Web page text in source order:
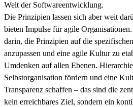
Welt der Softwareentwicklung.
Die Prinzipien lassen sich aber weit
bieten Impulse für agile
darin, die Prinzipien auf die
anzupassen und eine agile Kultur zu
Umdenken auf allen Ebenen.
Selbstorganisation fördern und eine
Transparenz schaffen – das sind die
kein erreichbares Ziel, sondern ein